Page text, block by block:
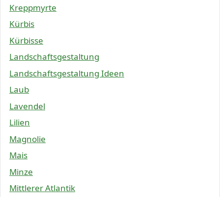
Kreppmyrte
Kürbis
Kürbisse
Landschaftsgestaltung
Landschaftsgestaltung Ideen
Laub
Lavendel
Lilien
Magnolie
Mais
Minze
Mittlerer Atlantik